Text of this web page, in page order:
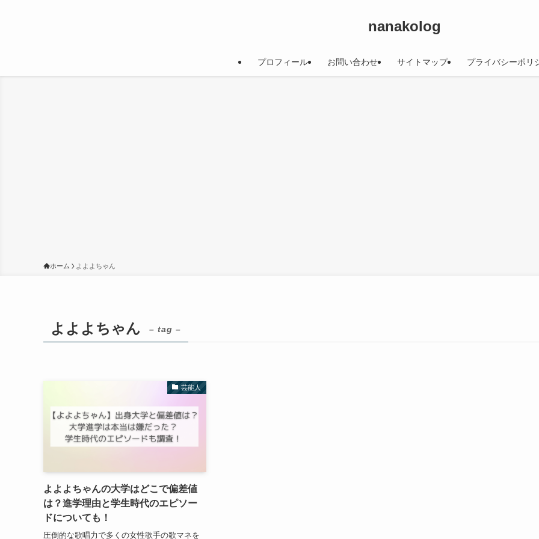
nanakolog
プロフィール お問い合わせ サイトマップ プライバシーポリ
ホーム よよよちゃん
よよよちゃん – tag –
芸能人
よよよちゃんの大学はどこで偏差値
は？進学理由と学生時代のエピソー
ドについても！
圧倒的な歌唱力で多くの女性歌手の歌マネを